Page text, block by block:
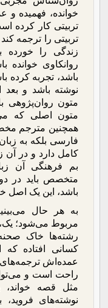
خوانده، فهمیده
تربیتی کار کرده
تربیتی را ترجمه
زندگی را
روانکاوی خوانده
باشد، تجربه کرده
نوشته باشد و
متون روان‌پژوهی
متون اصلی که
همچنین مترجم
فارسی بلکه به
کامل دارد و در آن
بم فرهنگی آن
متخصص باید در
باشد، این یک
به هر حال
مربوط می‌شود؛
رشته‌ها خاک
کسانی افتاده که
عمده‌اش ترجمه‌های
راحت است و
مثل قصه
نوشته‌های